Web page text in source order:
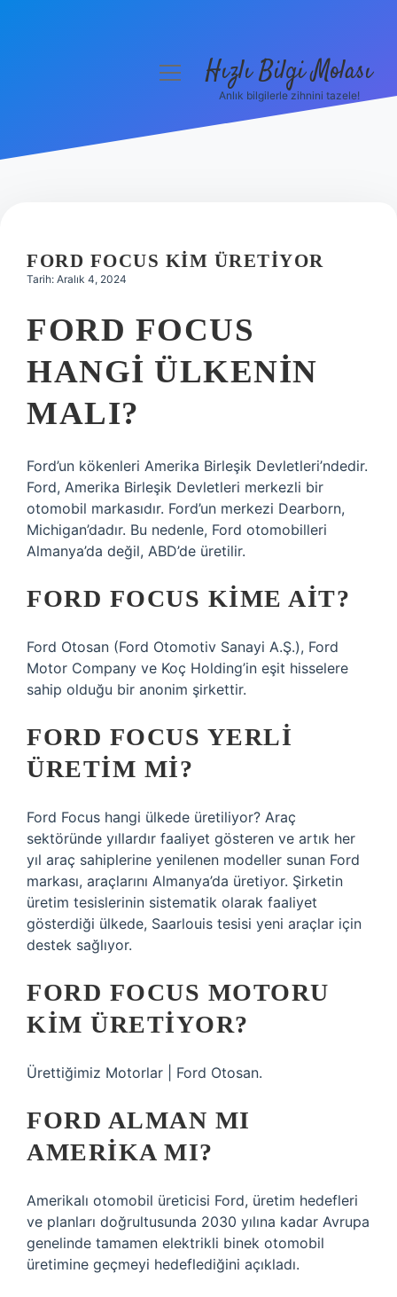
Hakkımızda
menüyüHızlı Bilgi Molası
Anlık bilgilerle zihnini tazele!
FORD FOCUS KIM ÜRETIYOR
Tarih: Aralık 4, 2024
FORD FOCUS
HANGI ÜLKENIN
MALI?
Ford’un kökenleri Amerika Birleşik Devletleri’ndedir.
Ford, Amerika Birleşik Devletleri merkezli bir
otomobil markasıdır. Ford’un merkezi Dearborn,
Michigan’dadır. Bu nedenle, Ford otomobilleri
Almanya’da değil, ABD’de üretilir.
FORD FOCUS KIME AIT?
Ford Otosan (Ford Otomotiv Sanayi A.Ş.), Ford
Motor Company ve Koç Holding’in eşit hisselere
sahip olduğu bir anonim şirkettir.
FORD FOCUS YERLI
ÜRETIM MI?
Ford Focus hangi ülkede üretiliyor? Araç
sektöründe yıllardır faaliyet gösteren ve artık her
yıl araç sahiplerine yenilenen modeller sunan Ford
markası, araçlarını Almanya’da üretiyor. Şirketin
üretim tesislerinin sistematik olarak faaliyet
gösterdiği ülkede, Saarlouis tesisi yeni araçlar için
destek sağlıyor.
FORD FOCUS MOTORU
KIM ÜRETIYOR?
Ürettiğimiz Motorlar | Ford Otosan.
FORD ALMAN MI
AMERIKA MI?
Amerikalı otomobil üreticisi Ford, üretim hedefleri
ve planları doğrultusunda 2030 yılına kadar Avrupa
genelinde tamamen elektrikli binek otomobil
üretimine geçmeyi hedeflediğini açıkladı.